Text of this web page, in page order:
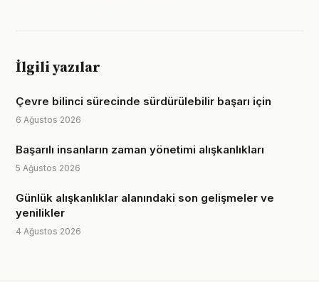
İlgili yazılar
Çevre bilinci sürecinde sürdürülebilir başarı için
6 Ağustos 2026
Başarılı insanların zaman yönetimi alışkanlıkları
5 Ağustos 2026
Günlük alışkanlıklar alanındaki son gelişmeler ve
yenilikler
4 Ağustos 2026